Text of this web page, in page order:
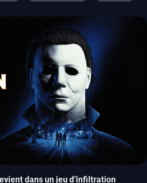
dans un jeu d’infiltration